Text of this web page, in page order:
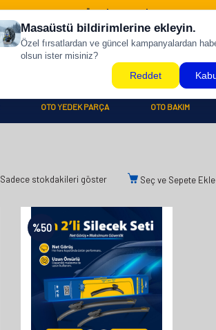
500 TL ÜZERİ KARGO BİZDEN !
OTO YEDEK PARÇA OTO BAKIM
Sadece stokdakileri göster Seç ve Sepete Ekle
%50